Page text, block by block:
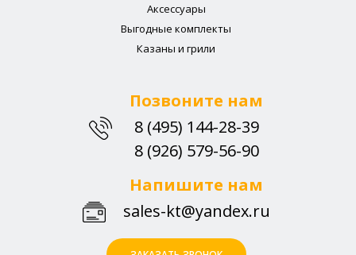
Аксессуары
Выгодные комплекты
Казаны и грили
Позвоните нам
8 (495) 144-28-39
8 (926) 579-56-90
Напишите нам
sales-kt@yandex.ru